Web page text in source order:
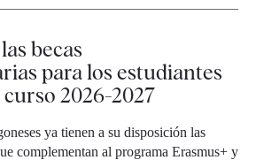
becas
para los estudiantes
2026-2027
ya tienen a su disposición las
complementan al programa Erasmus+ y